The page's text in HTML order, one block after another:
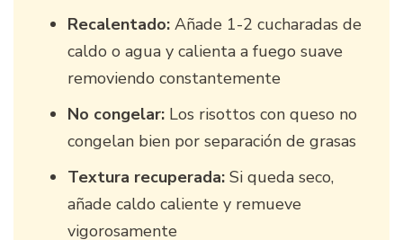
Recalentado: Añade 1-2 cucharadas de
caldo o agua y calienta a fuego suave
removiendo constantemente
No congelar: Los risottos con queso no
congelan bien por separación de grasas
Textura recuperada: Si queda seco,
añade caldo caliente y remueve
vigorosamente